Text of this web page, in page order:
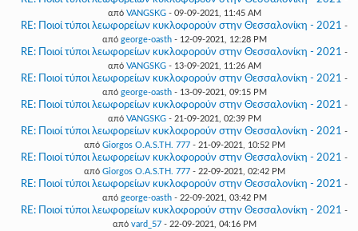
από VANGSKG- 09-09-2021, 11:45 AM
RE: Ποιοί τύποι λεωφορείων κυκλοφορούν στην Θεσσαλονίκη - 2021 -
από george-oasth- 12-09-2021, 12:28 PM
RE: Ποιοί τύποι λεωφορείων κυκλοφορούν στην Θεσσαλονίκη - 2021 -
από VANGSKG- 13-09-2021, 11:26 AM
RE: Ποιοί τύποι λεωφορείων κυκλοφορούν στην Θεσσαλονίκη - 2021 -
από george-oasth- 13-09-2021, 09:15 PM
RE: Ποιοί τύποι λεωφορείων κυκλοφορούν στην Θεσσαλονίκη - 2021 -
από VANGSKG- 21-09-2021, 02:39 PM
RE: Ποιοί τύποι λεωφορείων κυκλοφορούν στην Θεσσαλονίκη - 2021 -
από Giorgos O.A.S.TH. 777- 21-09-2021, 10:52 PM
RE: Ποιοί τύποι λεωφορείων κυκλοφορούν στην Θεσσαλονίκη - 2021 -
από Giorgos O.A.S.TH. 777- 22-09-2021, 02:42 PM
RE: Ποιοί τύποι λεωφορείων κυκλοφορούν στην Θεσσαλονίκη - 2021 -
από george-oasth- 22-09-2021, 03:42 PM
RE: Ποιοί τύποι λεωφορείων κυκλοφορούν στην Θεσσαλονίκη - 2021 -
από vard_57- 22-09-2021, 04:16 PM